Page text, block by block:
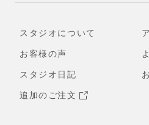
スタジオについて
お客様の声
スタジオ日記
追加のご注文